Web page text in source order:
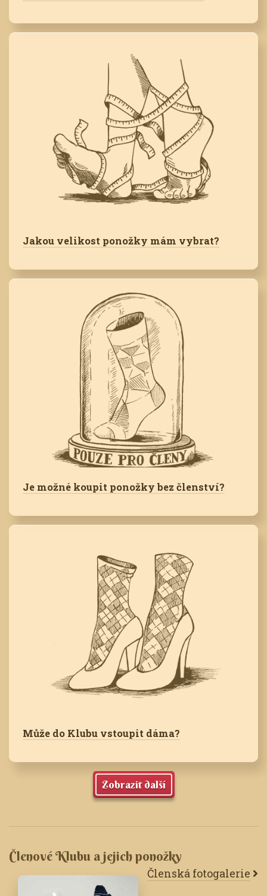
Jakou velikost ponožky mám vybrat?
Je možné koupit ponožky bez členství?
Může do Klubu vstoupit dáma?
Zobrazit další
Členové Klubu a jejich ponožky
Členská fotogalerie